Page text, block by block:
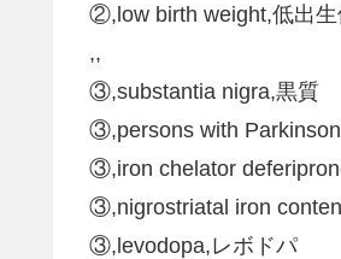
②,low birth weight,低出生
,,
③,substantia nigra,黒質
③,persons with
③,iron chelator
③,nigrostriatal iron
③,levodopa,レボドパ